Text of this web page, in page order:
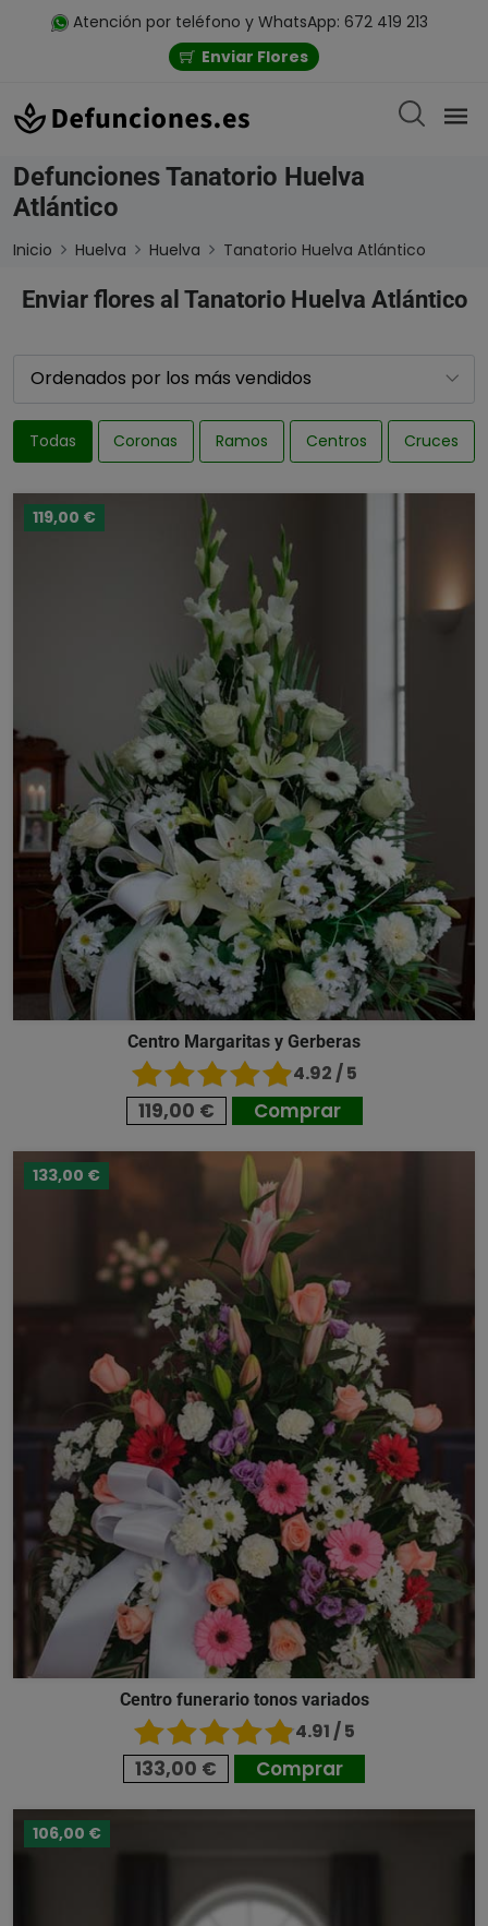
Atención por teléfono y WhatsApp: 672 419 213
Enviar Flores
Defunciones Tanatorio Huelva
Atlántico
Inicio Huelva Huelva Tanatorio Huelva Atlántico
Enviar flores al Tanatorio Huelva Atlántico
Todas Coronas Ramos Centros Cruces
119,00 €
Centro Margaritas y Gerberas
4.92 / 5
119,00 € Comprar
133,00 €
Centro funerario tonos variados
4.91 / 5
133,00 € Comprar
106,00 €